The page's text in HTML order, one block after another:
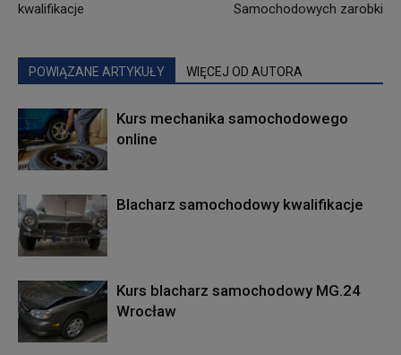
kwalifikacje
Samochodowych zarobki
POWIĄZANE ARTYKUŁY WIĘCEJ OD AUTORA
Kurs mechanika samochodowego
online
Blacharz samochodowy kwalifikacje
Kurs blacharz samochodowy MG.24
Wrocław